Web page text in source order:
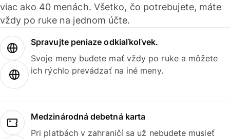
viac ako 40 menách. Všetko, čo potrebujete, máte
vždy po ruke na jednom účte.
Spravujte peniaze odkiaľkoľvek.
Svoje meny budete mať vždy po ruke a môžete
ich rýchlo prevádzať na iné meny.
Medzinárodná debetná karta
Pri platbách v zahraničí sa už nebudete musieť